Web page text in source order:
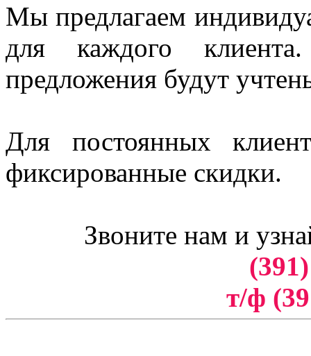
Мы предлагаем
для каждого
предложения будут
Для постоянных
фиксированные скидки.
Звоните нам и
т/ф